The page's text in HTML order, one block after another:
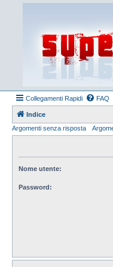
Collegamenti Rapidi FAQ
Indice
Argomenti senza risposta
Nome utente:
Password: